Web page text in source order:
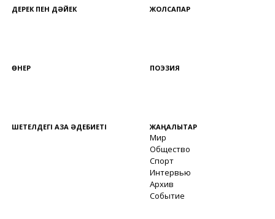
ДЕРЕК ПЕН ДӘЙЕК ЖОЛСАПАР
ӨНЕР ПОЭЗИЯ
ШЕТЕЛДЕГІ ҚАЗАҚ ӘДЕБИЕТІ ЖАҢАЛЫҚТАР
Мир
Общество
Спорт
Интервью
Архив
Событие